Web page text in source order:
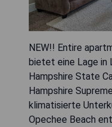
NEW!! Entire
bietet eine Lage in
Hampshire State
Hampshire
klimatisierte
Opechee Beach